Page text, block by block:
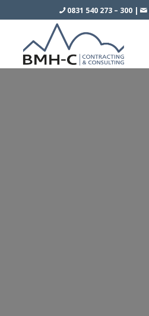
0831 540 273 – 300|